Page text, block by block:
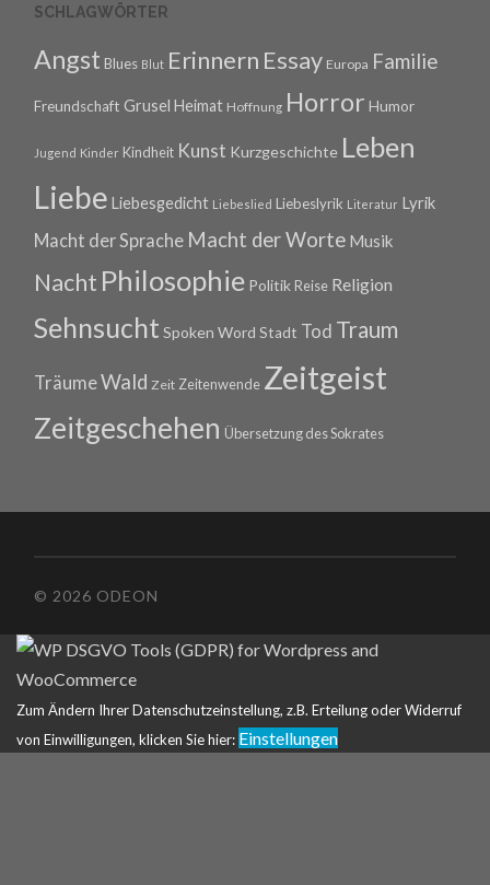
SCHLAGWÖRTER
Angst Blues Blut Erinnern Essay Europa Familie
Freundschaft Grusel Heimat Hoffnung Horror Humor
Jugend Kinder Kindheit Kunst Kurzgeschichte Leben
Liebe Liebesgedicht Liebeslied Liebeslyrik Literatur Lyrik
Macht der Sprache Macht der Worte Musik
Nacht Philosophie Politik Reise Religion
Sehnsucht Spoken Word Stadt Tod Traum
TräumeWald Zeit Zeitenwende Zeitgeist
Zeitgeschehen Übersetzung des Sokrates
© 2026 ODEON
Zum Ändern Ihrer Datenschutzeinstellung, z.B. Erteilung oder Widerruf
von Einwilligungen, klicken Sie hier: Einstellungen